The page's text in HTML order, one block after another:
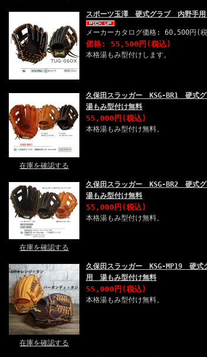
スポーツ玉澤 硬式グラブ 内野手
メーカーカタログ価格: 60,500円(
価格: 55,500円(税込)
本格湯もみ型付けします。
在庫を確認する
久保田スラッガー KSG-BR1 硬式
湯もみ型付け無料
55,000円(税込)
本格湯もみ型付け無料。
在庫を確認する
久保田スラッガー KSG-BR2 硬式
湯もみ型付け無料
55,000円(税込)
本格湯もみ型付け無料。
在庫を確認する
久保田スラッガー KSG-MP19 硬
用 湯もみ型付け無料
55,000円(税込)
本格湯もみ型付け無料。